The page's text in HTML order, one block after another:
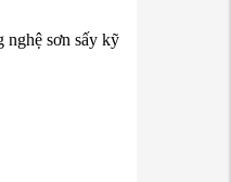
sơn sấy kỹ